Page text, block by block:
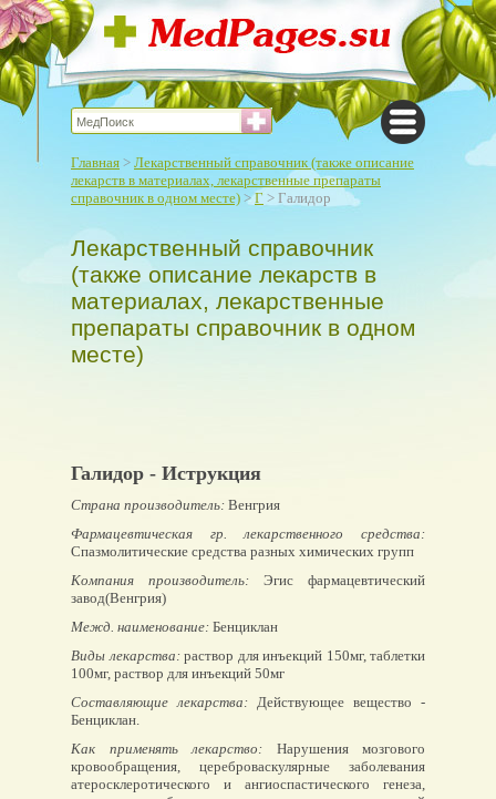
Главная > Лекарственный справочник (также описание
лекарств в материалах, лекарственные препараты
справочник в одном месте) >Г > Галидор
Лекарственный справочник
(также описание лекарств в
материалах, лекарственные
препараты справочник в одном
месте)
Галидор - Иструкция
Страна производитель: Венгрия
Фармацевтическая гр. лекарственного средства:
Спазмолитические средства разных химических групп
Компания производитель: Эгис фармацевтический
завод(Венгрия)
Межд. наименование: Бенциклан
Виды лекарства:раствор для инъекций 150мг, таблетки
100мг, раствор для инъекций 50мг
Составляющие лекарства: Действующее вещество -
Бенциклан.
Как применять лекарство: Нарушения мозгового
кровообращения, цереброваскулярные заболевания
атеросклеротического и ангиоспастического генеза,